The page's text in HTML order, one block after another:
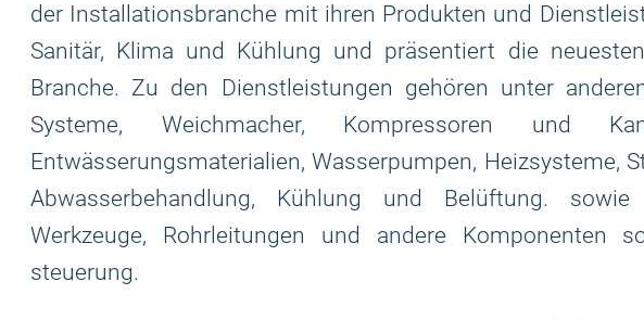
der Installationsbranche mit ihren Produkten und
Sanitär, Klima und Kühlung und präsentiert die
Branche. Zu den Dienstleistungen gehören unter
Systeme, Weichmacher, Kompressoren und
Entwässerungsmaterialien, Wasserpumpen, Heizsysteme,
Abwasserbehandlung, Kühlung und Belüftung. sowie
Werkzeuge, Rohrleitungen und andere Komponenten
steuerung.